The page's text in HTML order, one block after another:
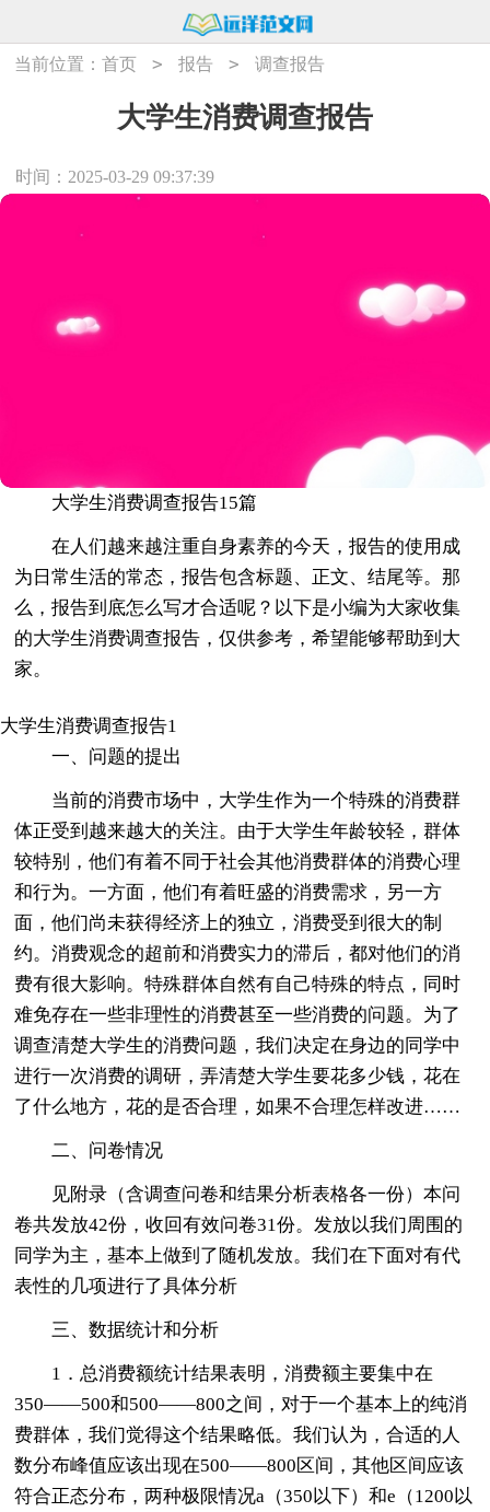
当前位置：首页 > 报告 > 调查报告
大学生消费调查报告
时间：2025-03-29 09:37:39
大学生消费调查报告15篇
在人们越来越注重自身素养的今天，报告的使用成
为日常生活的常态，报告包含标题、正文、结尾等。那
么，报告到底怎么写才合适呢？以下是小编为大家收集
的大学生消费调查报告，仅供参考，希望能够帮助到大
家。
大学生消费调查报告1
一、问题的提出
当前的消费市场中，大学生作为一个特殊的消费群
体正受到越来越大的关注。由于大学生年龄较轻，群体
较特别，他们有着不同于社会其他消费群体的消费心理
和行为。一方面，他们有着旺盛的消费需求，另一方
面，他们尚未获得经济上的独立，消费受到很大的制
约。消费观念的超前和消费实力的滞后，都对他们的消
费有很大影响。特殊群体自然有自己特殊的特点，同时
难免存在一些非理性的消费甚至一些消费的问题。为了
调查清楚大学生的消费问题，我们决定在身边的同学中
进行一次消费的调研，弄清楚大学生要花多少钱，花在
了什么地方，花的是否合理，如果不合理怎样改进……
二、问卷情况
见附录（含调查问卷和结果分析表格各一份）本问
卷共发放42份，收回有效问卷31份。发放以我们周围的
同学为主，基本上做到了随机发放。我们在下面对有代
表性的几项进行了具体分析
三、数据统计和分析
1．总消费额统计结果表明，消费额主要集中在
350――500和500――800之间，对于一个基本上的纯消
费群体，我们觉得这个结果略低。我们认为，合适的人
数分布峰值应该出现在500――800区间，其他区间应该
符合正态分布，两种极限情况a（350以下）和e（1200以